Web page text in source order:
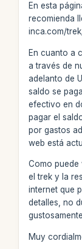
En esta
recomienda
inca.com/
En cuanto a
a través de
adelanto de
saldo se
efectivo en
pagar el
por gastos
web está
Como puede
el trek y la
internet que
detalles, no
Muy